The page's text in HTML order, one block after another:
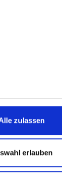
zulassen
erlauben
der